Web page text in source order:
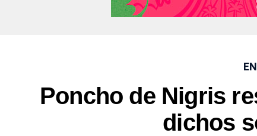
Poncho de Nigris
dichos